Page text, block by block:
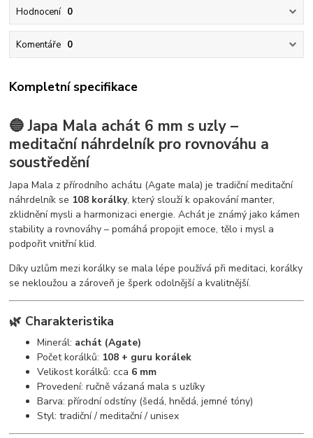
Hodnocení 0
Komentáře 0
Kompletní specifikace
🔵 Japa Mala achát 6 mm s uzly –
meditační náhrdelník pro rovnováhu a
soustředění
Japa Mala z přírodního achátu (Agate mala) je tradiční meditační
náhrdelník se 108 korálky, který slouží k opakování manter,
zklidnění mysli a harmonizaci energie. Achát je známý jako kámen
stability a rovnováhy – pomáhá propojit emoce, tělo i mysl a
podpořit vnitřní klid.
Díky uzlům mezi korálky se mala lépe používá při meditaci, korálky
se nekloužou a zároveň je šperk odolnější a kvalitnější.
🌿 Charakteristika
Minerál: achát (Agate)
Počet korálků: 108 + guru korálek
Velikost korálků: cca 6 mm
Provedení: ručně vázaná mala s uzlíky
Barva: přírodní odstíny (šedá, hnědá, jemné tóny)
Styl: tradiční / meditační / unisex